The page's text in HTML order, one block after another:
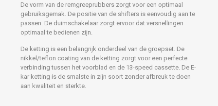
De vorm van de remgreeprubbers zorgt voor een optimaal
gebruiksgemak. De positie van de shifters is eenvoudig aan te
passen. De duimschakelaar zorgt ervoor dat versnellingen
optimaal te bedienen zijn.
De ketting is een belangrijk onderdeel van de groepset. De
nikkel/teflon coating van de ketting zorgt voor een perfecte
verbinding tussen het voorblad en de 13-speed cassette. De E-
kar ketting is de smalste in zijn soort zonder afbreuk te doen
aan kwaliteit en sterkte.